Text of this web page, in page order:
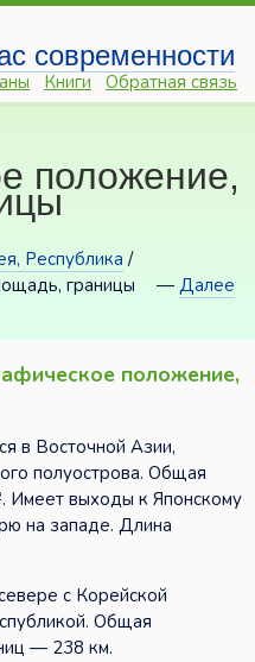
современности
Книги Обратная связь
положение,
Республика /
границы
—Далее
положение,
в Восточной Азии,
полуострова. Общая
Имеет выходы к Японскому
на западе. Длина
с Корейской
Общая
— 238 км.